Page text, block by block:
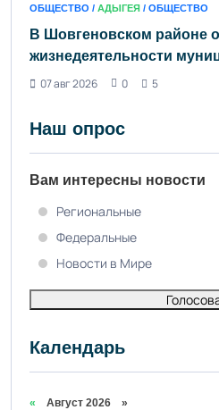
ОБЩЕСТВО / АДЫГЕЯ / ОБЩЕСТВО
В Шовгеновском районе
жизнедеятельности
07 авг 2026
0 5
Наш опрос
Вам интересны новости
Региональные
Федеральные
Новости в Мире
Календарь
« Август 2026 »